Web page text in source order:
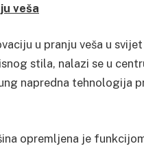
veša
u pranju veša u
stila, nalazi se u
napredna tehnologija
opremljena je